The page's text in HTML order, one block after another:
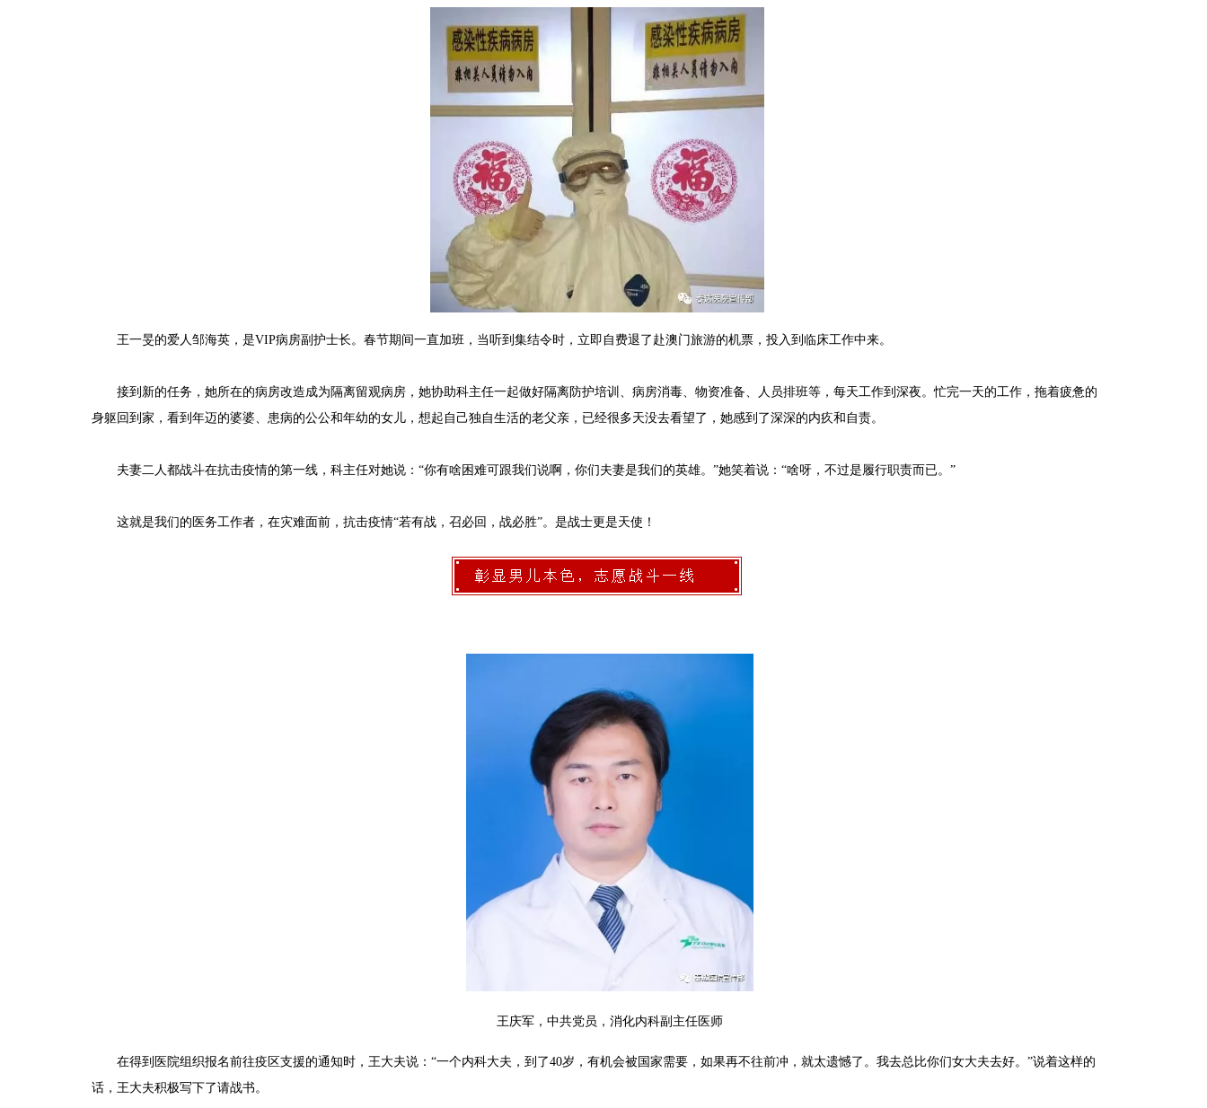
王一旻的爱人邹海英，是VIP病房副护士长。春节期间一直加班，当听到集结令时，立即自费退了赴澳门旅游的机票，投入到临床工作中来。
接到新的任务，她所在的病房改造成为隔离留观病房，她协助科主任一起做好隔离防护培训、病房消毒、物资准备、人员排班等，每天工作到深夜。忙完一天的工作，拖着疲惫的
身躯回到家，看到年迈的婆婆、患病的公公和年幼的女儿，想起自己独自生活的老父亲，已经很多天没去看望了，她感到了深深的内疚和自责。
夫妻二人都战斗在抗击疫情的第一线，科主任对她说：“你有啥困难可跟我们说啊，你们夫妻是我们的英雄。”她笑着说：“啥呀，不过是履行职责而已。”
这就是我们的医务工作者，在灾难面前，抗击疫情“若有战，召必回，战必胜”。是战士更是天使！
王庆军，中共党员，消化内科副主任医师
在得到医院组织报名前往疫区支援的通知时，王大夫说：“一个内科大夫，到了40岁，有机会被国家需要，如果再不往前冲，就太遗憾了。我去总比你们女大夫去好。”说着这样的
话，王大夫积极写下了请战书。